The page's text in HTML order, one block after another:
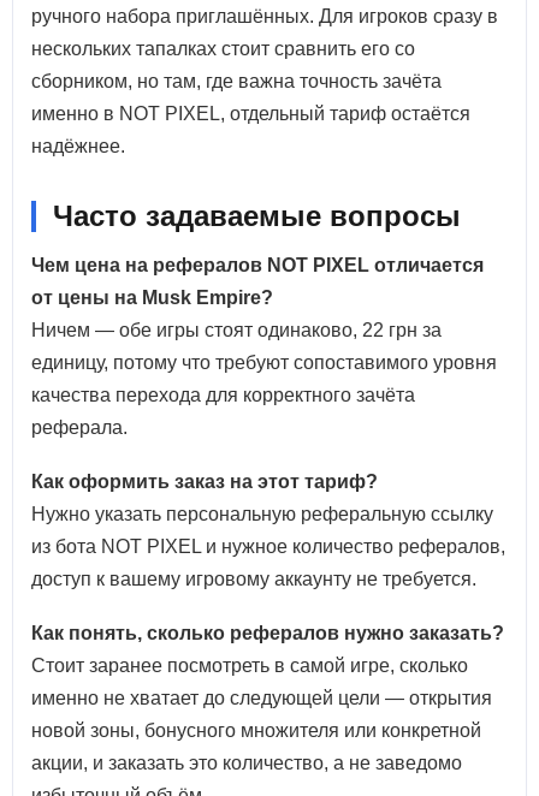
ручного набора приглашённых. Для игроков сразу в
нескольких тапалках стоит сравнить его со
сборником, но там, где важна точность зачёта
именно в NOT PIXEL, отдельный тариф остаётся
надёжнее.
Часто задаваемые вопросы
Чем цена на рефералов NOT PIXEL отличается
от цены на Musk Empire?
Ничем — обе игры стоят одинаково, 22 грн за
единицу, потому что требуют сопоставимого уровня
качества перехода для корректного зачёта
реферала.
Как оформить заказ на этот тариф?
Нужно указать персональную реферальную ссылку
из бота NOT PIXEL и нужное количество рефералов,
доступ к вашему игровому аккаунту не требуется.
Как понять, сколько рефералов нужно заказать?
Стоит заранее посмотреть в самой игре, сколько
именно не хватает до следующей цели — открытия
новой зоны, бонусного множителя или конкретной
акции, и заказать это количество, а не заведомо